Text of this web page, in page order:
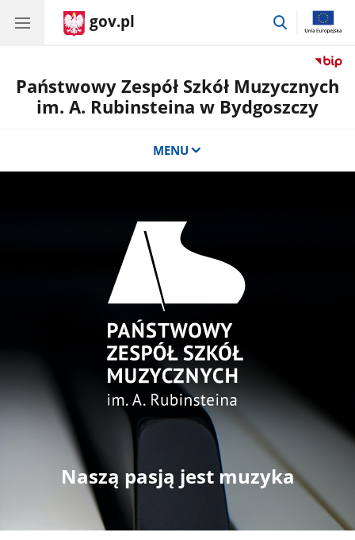
gov.pl
przejdź
Państwowy Zespół Szkół Muzycznych
im. A. Rubinsteina w Bydgoszczy
MENU
Naszą pasją jest muzyka